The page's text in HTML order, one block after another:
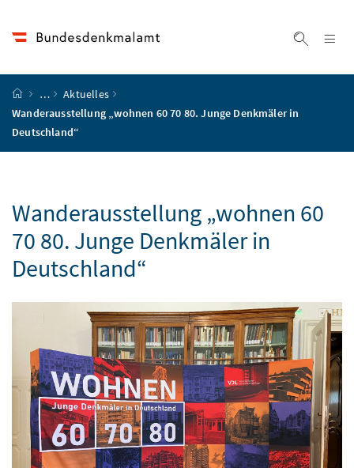
Startseite
…
Aktuelles
Wanderausstellung „wohnen 60 70 80. Junge Denkmäler in
Deutschland“
Wanderausstellung „wohnen 60
70 80. Junge Denkmäler in
Deutschland“